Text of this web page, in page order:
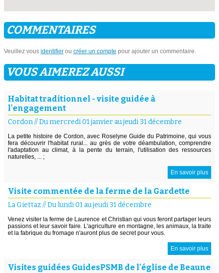
COMMENTAIRES
Veuillez vous identifier ou créer un compte pour ajouter un commentaire.
VOUS AIMEREZ AUSSI
Habitat traditionnel - visite guidée à
l'engagement
Cordon//Du mercredi 01 janvier au jeudi 31 décembre
La petite histoire de Cordon, avec Roselyne Guide du Patrimoine, qui vous
fera découvrir l'habitat rural... au grès de votre déambulation, comprendre
l'adaptation au climat, à la pente du terrain, l'utilisation des ressources
naturelles, ... ;
En savoir plus
Visite commentée de la ferme de la Gardette
La Giettaz //Du lundi 01 au jeudi 31 décembre
Venez visiter la ferme de Laurence et Christian qui vous feront partager leurs
passions et leur savoir faire. L'agriculture en montagne, les animaux, la traite
et la fabrique du fromage n'auront plus de secret pour vous.
En savoir plus
Visites guidées GuidesPSMB de l'église de Beaune